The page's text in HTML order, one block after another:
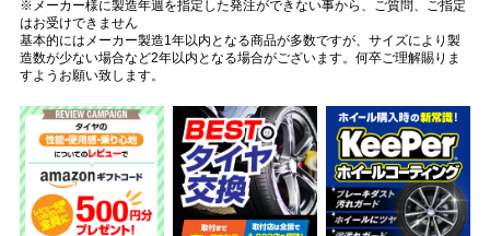
※メーカー様に製造年週を指定した発注ができない事から、ご質問、ご指定
はお受けできません
基本的にはメーカー製造1年以内となる商品が多数ですが、サイズにより製
造数が少ない場合など2年以内となる場合がございます。何卒ご理解賜りま
すようお願い致します。